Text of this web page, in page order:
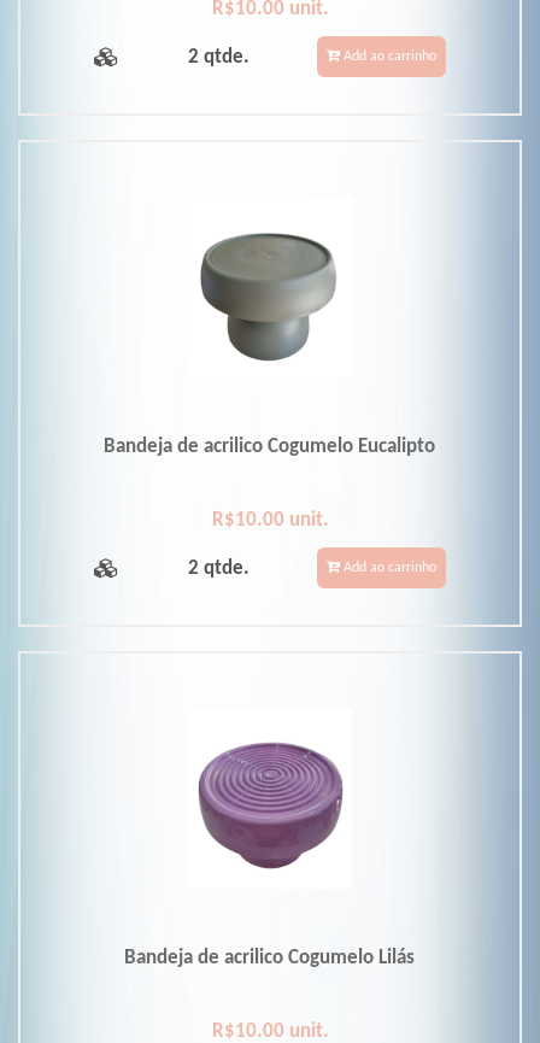
R$10.00 unit.
2 qtde. Add ao carrinho
Bandeja de acrilico Cogumelo Eucalipto
R$10.00 unit.
2 qtde. Add ao carrinho
Bandeja de acrilico Cogumelo Lilás
R$10.00 unit.